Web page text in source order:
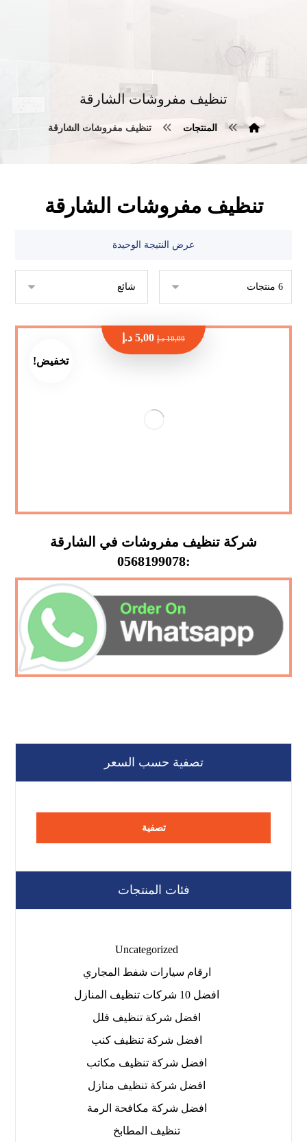
تنظيف مفروشات الشارقة
المنتجات تنظيف مفروشات الشارقة
تنظيف مفروشات الشارقة
عرض النتيجة الوحيدة
تخفيض!
شركة تنظيف مفروشات في الشارقة
:0568199078
10,00 د.إ 5,00 د.إ
تصفية حسب السعر
تصفية
فئات المنتجات
Uncategorized
ارقام سيارات شفط المجاري
افضل 10 شركات تنظيف المنازل
افضل شركة تنظيف فلل
افضل شركة تنظيف كنب
افضل شركة تنظيف مكاتب
افضل شركة تنظيف منازل
افضل شركة مكافحة الرمة
تنظيف المطابخ